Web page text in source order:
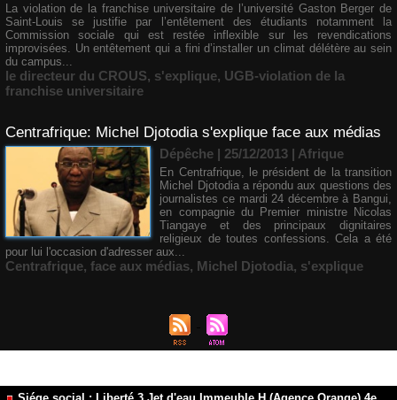
La violation de la franchise universitaire de l’université Gaston Berger de
Saint-Louis se justifie par l’entêtement des étudiants notamment la
Commission sociale qui est restée inflexible sur les revendications
improvisées. Un entêtement qui a fini d’installer un climat délétère au sein
du campus...
le directeur du CROUS, s'explique, UGB-violation de la
franchise universitaire
Centrafrique: Michel Djotodia s'explique face aux médias
Dépêche | 25/12/2013 | Afrique
En Centrafrique, le président de la transition
Michel Djotodia a répondu aux questions des
journalistes ce mardi 24 décembre à Bangui,
en compagnie du Premier ministre Nicolas
Tiangaye et des principaux dignitaires
religieux de toutes confessions. Cela a été
pour lui l'occasion d'adresser aux...
Centrafrique, face aux médias, Michel Djotodia, s'explique
Siége social : Liberté 3 Jet d'eau Immeuble H (Agence Orange) 4e